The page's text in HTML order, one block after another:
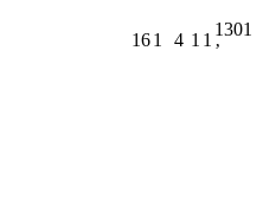
161 4 1 1
1301
ʼ